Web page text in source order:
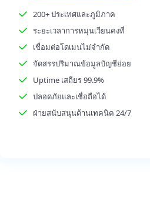
200+ ประเทศและภูมิภาค
ระยะเวลาการหมุนเวียนคงที่
เชื่อมต่อโดเมนไม่จำกัด
จัดสรรปริมาณข้อมูลบัญชีย่อย
Uptime เสถียร 99.9%
ปลอดภัยและเชื่อถือได้
ฝ่ายสนับสนุนด้านเทคนิค 24/7